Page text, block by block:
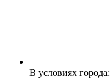
В условиях города: